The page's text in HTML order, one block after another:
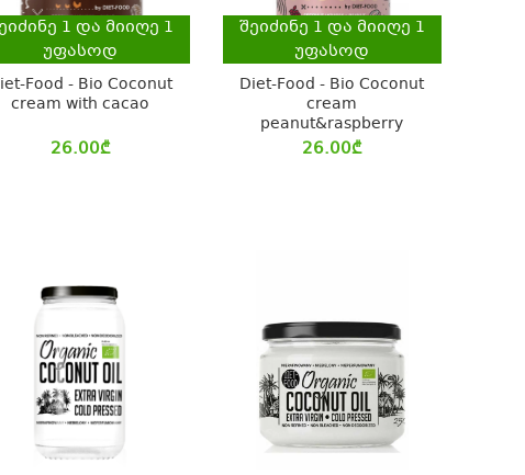
1 და მიიღე 1
უფასოდ
Food - Bio Coconut
cream with cacao
26.00₾
შეიძინე 1 და მიიღე 1
უფასოდ
Diet-Food - Bio Coconut
cream
peanut&raspberry
26.00₾